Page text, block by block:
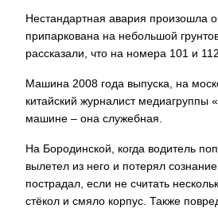
Нестандартная авария произошла
припаркована на небольшой
рассказали, что на номера 101 и
Машина 2008 года выпуска, на
китайский журналист
машине – она служебная.
На Бородинской, когда водитель
вылетел из него и потерял
пострадал, если не считать
стёкол и смяло корпус. Также